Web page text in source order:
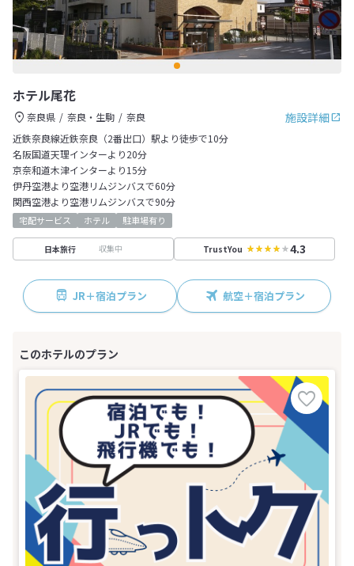
ホテル尾花
施設詳細
奈良県 奈良・生駒
奈良
近鉄奈良線近鉄奈良（2番出口）駅より徒歩で10分
名阪国道天理インターより20分
京奈和道木津インターより15分
伊丹空港より空港リムジンバスで60分
関西空港より空港リムジンバスで90分
宅配サービス ホテル 駐車場有り
日本旅行 収集中 TrustYou 4.3
JR＋宿泊プラン 航空＋宿泊プラン